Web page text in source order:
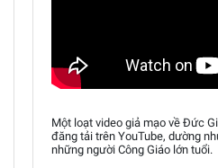
Một loạt video giả mạo về Đức
đăng tải trên YouTube, dường
những người Công Giáo lớn tuổi.